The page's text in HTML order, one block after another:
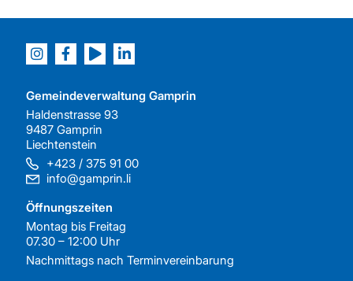
Gemeindeverwaltung Gamprin
Haldenstrasse 93
9487 Gamprin
Liechtenstein
+423 / 375 91 00
info@gamprin.li
Öffnungszeiten
Montag bis Freitag
07.30 – 12:00 Uhr
Nachmittags nach Terminvereinbarung